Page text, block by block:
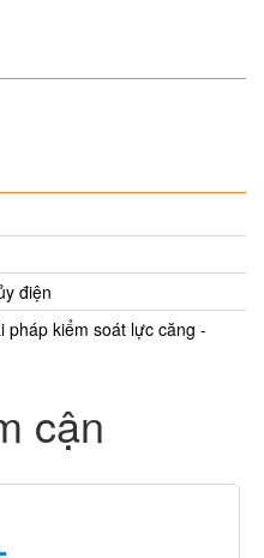
điện
pháp kiểm soát lực căng -
cận